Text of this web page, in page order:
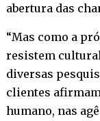
abertura das
“Mas como a
resistem
diversas
clientes
humano, nas